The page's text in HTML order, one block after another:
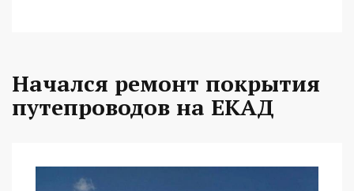
Начался ремонт покрытия
путепроводов на ЕКАД